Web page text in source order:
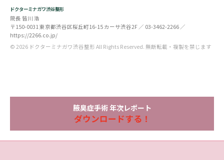
ドクターミナガワ渋谷整形
院長 皆川 浩
〒150-0031 東京都渋谷区桜丘町16-15 カーサ渋谷2F ／ 03-3462-2266 ／
https://2266.co.jp/
© 2026 ドクターミナガワ渋谷整形 All Rights Reserved. 無断転載・複製を禁じます
腋臭症手術 年次レポート
ダウンロードする！